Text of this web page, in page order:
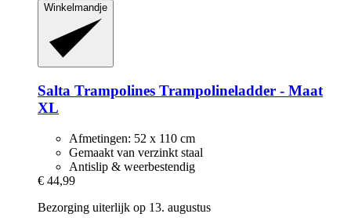
Winkelmandje
Salta Trampolines Trampolineladder -​ Maat
XL
Afmetingen: 52 x 110 cm
Gemaakt van verzinkt staal
Antislip & weerbestendig
€ 44,99
Bezorging uiterlijk op 13. augustus